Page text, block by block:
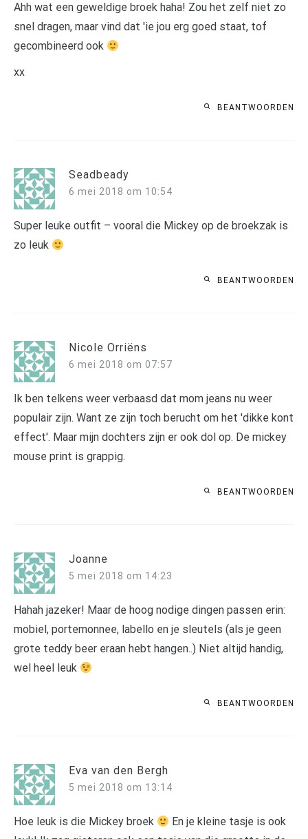
Ahh wat een geweldige broek haha! Zou het zelf niet zo
snel dragen, maar vind dat 'ie jou erg goed staat, tof
gecombineerd ook
xx
BEANTWOORDEN
Seadbeady
6 mei 2018 om 10:54
Super leuke outfit – vooral die Mickey op de broekzak is
zo leuk
BEANTWOORDEN
Nicole Orriëns
6 mei 2018 om 07:57
Ik ben telkens weer verbaasd dat mom jeans nu weer
populair zijn. Want ze zijn toch berucht om het 'dikke kont
effect'. Maar mijn dochters zijn er ook dol op. De mickey
mouse print is grappig.
BEANTWOORDEN
Joanne
5 mei 2018 om 14:23
Hahah jazeker! Maar de hoog nodige dingen passen erin:
mobiel, portemonnee, labello en je sleutels (als je geen
grote teddy beer eraan hebt hangen..) Niet altijd handig,
wel heel leuk
BEANTWOORDEN
Eva van den Bergh
5 mei 2018 om 13:14
Hoe leuk is die Mickey broek
En je kleine tasje is ook